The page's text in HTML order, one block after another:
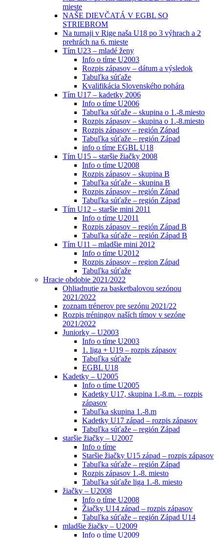
mieste
NAŠE DIEVČATÁ V EGBL SO
STRIEBROM
Na turnaji v Rige naša U18 po 3 výhrach a 2
prehrách na 6. mieste
Tím U23 – mladé ženy
Info o tíme U2003
Rozpis zápasov – dátum a výsledok
Tabuľka súťaže
Kvalifikácia Slovenského pohára
Tím U17 – kadetky 2006
Info o tíme U2006
Tabuľka súťaže – skupina o 1.-8.miesto
Rozpis zápasov – skupina o 1.-8.miesto
Rozpis zápasov – región Západ
Tabuľka súťaže – región Západ
info o tíme EGBL U18
Tím U15 – staršie žiačky 2008
Info o tíme U2008
Rozpis zápasov – skupina B
Tabuľka súťaže – skupina B
Rozpis zápasov – región Západ
Tabuľka súťaže – región Západ
Tím U12 – staršie mini 2011
Info o tíme U2011
Rozpis zápasov – región Západ B
Tabuľka súťaže – región Západ B
Tím U11 – mladšie mini 2012
Info o tíme U2012
Rozpis zápasov – region Západ
Tabuľka súťaže
Hracie obdobie 2021/2022
Ohliadnutie za basketbalovou sezónou
2021/2022
zoznam trénerov pre sezónu 2021/22
Rozpis tréningov naších tímov v sezóne
2021/2022
Juniorky – U2003
Info o tíme U2003
1. liga + U19 – rozpis zápasov
Tabuľka súťaže
EGBL U18
Kadetky – U2005
Info o tíme U2005
Kadetky U17, skupina 1.-8.m. – rozpis
zápasov
Tabuľka skupina 1.-8.m
Kadetky U17 západ – rozpis zápasov
Tabuľka súťaže – región Západ
staršie žiačky – U2007
Info o tíme
Staršie žiačky U15 západ – rozpis zápasov
Tabuľka súťaže – región Západ
Rozpis zápasov 1.-8. miesto
Tabuľka súťaže liga 1.-8. miesto
žiačky – U2008
Info o tíme U2008
Žiačky U14 západ – rozpis zápasov
Tabuľka súťaže – región Západ U14
mladšie žiačky – U2009
Info o tíme U2009